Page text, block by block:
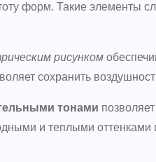
форм. Такие элементы
рисунком
сохранить
тонами
и теплыми